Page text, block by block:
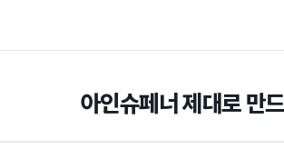
아인슈페너 제대로 만